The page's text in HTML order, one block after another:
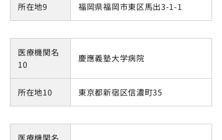
所在地9 福岡県福岡市東区馬出3-1-1
医療機関名
10
慶應義塾大学病院
所在地10 東京都新宿区信濃町35
医療機関名